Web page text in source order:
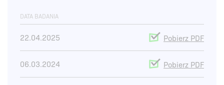
DATA BADANIA
22.04.2025 Pobierz PDF
06.03.2024 Pobierz PDF